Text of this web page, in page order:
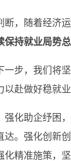
随着经济运
持就业局势总
，我们将坚
赴做好稳就业
助企纾困，
达。强化创新
化精准施策，